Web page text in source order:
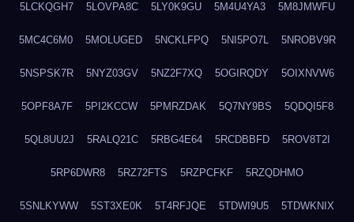
5LCKQGH7 5LOVPA8C 5LY0K9GU 5M4U4YA3 5M8JMWFU
5MC4C6M0 5MOLUGED 5NCKLFPQ 5NI5PO7L 5NROBV9R
5NSPSK7R 5NYZ03GV 5NZ2F7XQ 5OGIRQDY 5OIXNVW6
5OPF8A7F 5PI2KCCW 5PMRZDAK 5Q7NY9BS 5QDQI5F8
5QL8UU2J 5RALQ21C 5RBG4E64 5RCDBBFD 5ROV8T2I
5RP6DWR8 5RZ72FTS 5RZPCFKF 5RZQDHMO
5SNLKYWW 5ST3XE0K 5T4RFJQE 5TDWI9U5 5TDWKNIX